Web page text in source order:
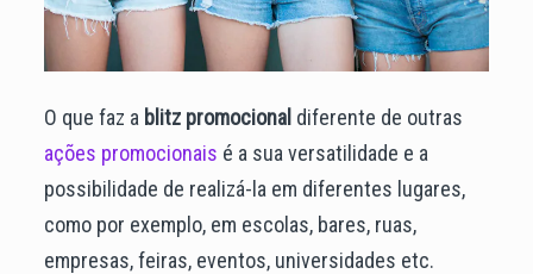
O que faz a blitz promocional diferente de outras
ações promocionais é a sua versatilidade e a
possibilidade de realizá-la em diferentes lugares,
como por exemplo, em escolas, bares, ruas,
empresas, feiras, eventos, universidades etc.